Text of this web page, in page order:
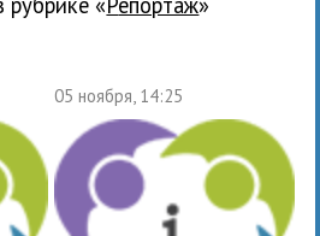
05 ноября, 14:25